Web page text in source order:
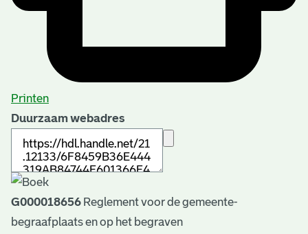
Printen
Duurzaam webadres
G000018656 Reglement voor de gemeente-
begraafplaats en op het begraven